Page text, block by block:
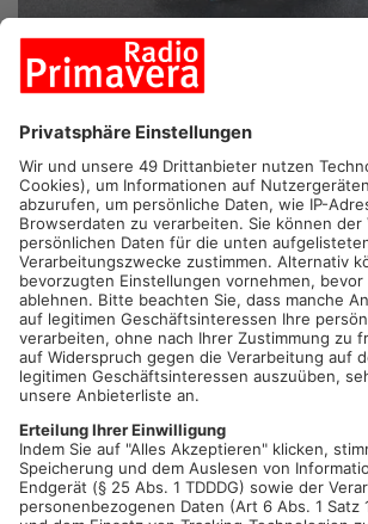
ASCHAFFENBURG.Unfall heute Mittag auf
Lastwagen zusammengestoßen. Eine
und kam ins Krankenhaus. Die Feuerwehr
dass keine durchgehende Rettungsgasse
sich die Anfahrt dadurch deutlich
Mehr zum Thema